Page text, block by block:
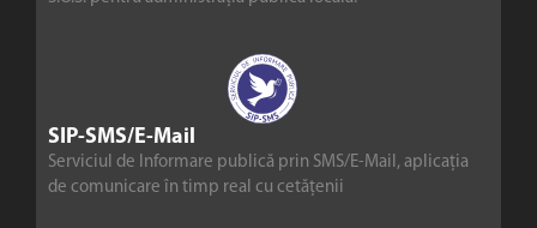
SIP-SMS/E-Mail
Serviciul de Informare publică prin SMS/E-Mail, aplicația
de comunicare în timp real cu cetățenii